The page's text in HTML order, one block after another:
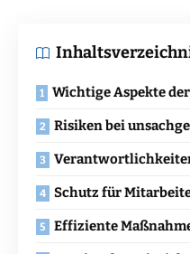
Wichtige Aspekte
Risiken bei
Schutz für
Effiziente